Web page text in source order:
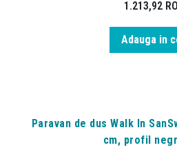
1.213,92
Adauga in
Paravan de dus Walk In
cm, profil